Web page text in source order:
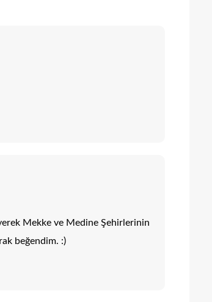
Mekke ve Medine Şehirlerinin
beğendim. :)